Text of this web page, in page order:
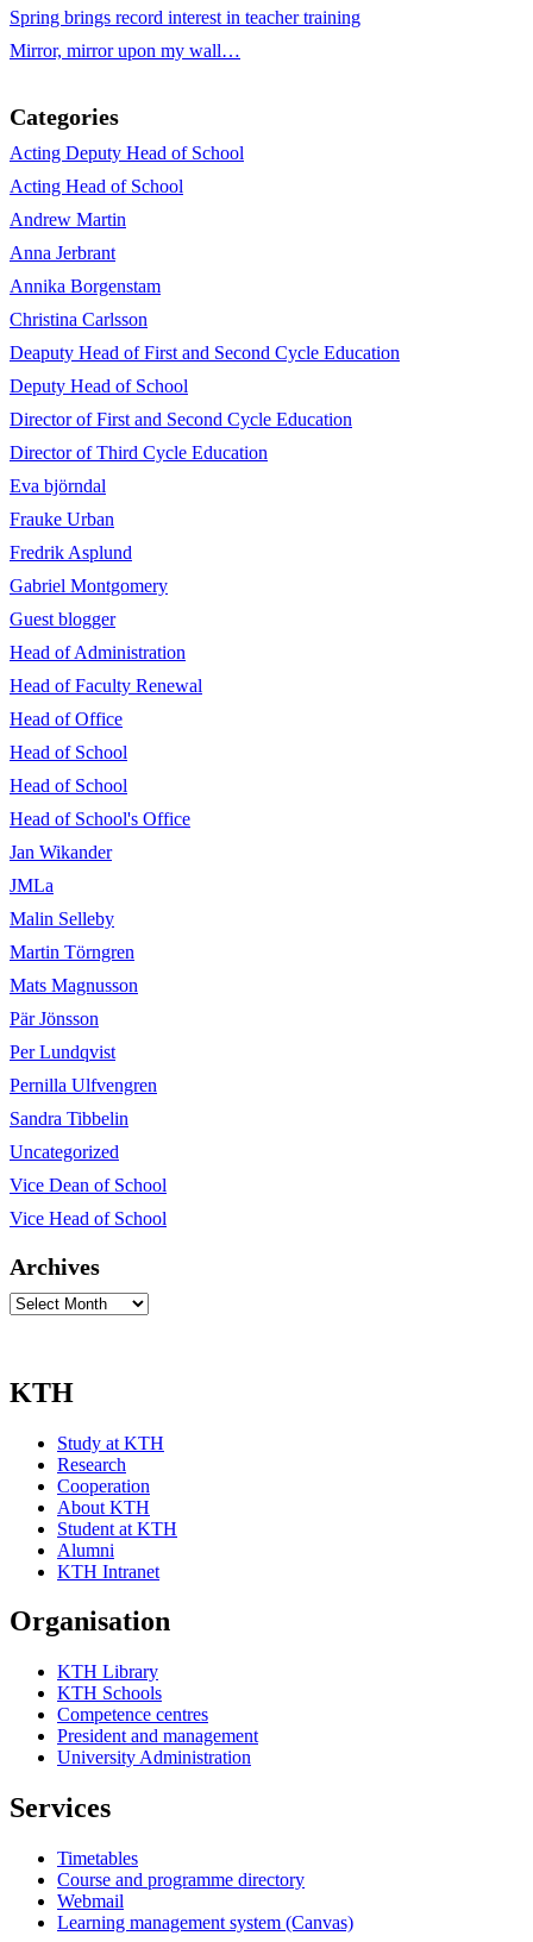
Spring brings record interest in teacher training
Mirror, mirror upon my wall…
Categories
Acting Deputy Head of School
Acting Head of School
Andrew Martin
Anna Jerbrant
Annika Borgenstam
Christina Carlsson
Deaputy Head of First and Second Cycle Education
Deputy Head of School
Director of First and Second Cycle Education
Director of Third Cycle Education
Eva björndal
Frauke Urban
Fredrik Asplund
Gabriel Montgomery
Guest blogger
Head of Administration
Head of Faculty Renewal
Head of Office
Head of School
Head of School
Head of School's Office
Jan Wikander
JMLa
Malin Selleby
Martin Törngren
Mats Magnusson
Pär Jönsson
Per Lundqvist
Pernilla Ulfvengren
Sandra Tibbelin
Uncategorized
Vice Dean of School
Vice Head of School
Archives
Archives
KTH
Study at KTH
Research
Cooperation
About KTH
Student at KTH
Alumni
KTH Intranet
Organisation
KTH Library
KTH Schools
Competence centres
President and management
University Administration
Services
Timetables
Course and programme directory
Webmail
Learning management system (Canvas)